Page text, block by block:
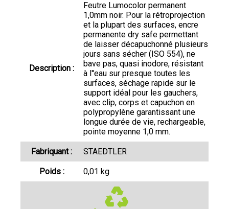
Description :
Feutre Lumocolor permanent
1,0mm noir. Pour la rétroprojection
et la plupart des surfaces, encre
permanente dry safe permettant
de laisser décapuchonné plusieurs
jours sans sécher (ISO 554), ne
bave pas, quasi inodore, résistant
à l''eau sur presque toutes les
surfaces, séchage rapide sur le
support idéal pour les gauchers,
avec clip, corps et capuchon en
polypropylène garantissant une
longue durée de vie, rechargeable,
pointe moyenne 1,0 mm.
Fabriquant : STAEDTLER
Poids : 0,01 kg